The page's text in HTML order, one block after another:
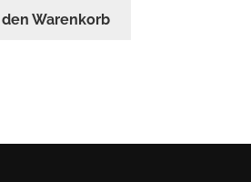
den Warenkorb